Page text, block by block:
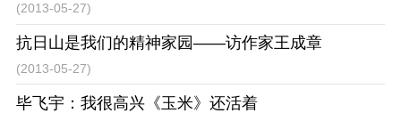
(2013-05-27)
抗日山是我们的精神家园——访作家王成章
(2013-05-27)
毕飞宇：我很高兴《玉米》还活着